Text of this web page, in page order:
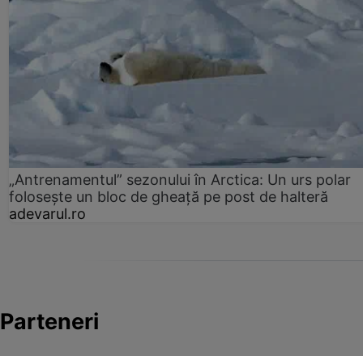
„Antrenamentul” sezonului în Arctica: Un urs polar
folosește un bloc de gheață pe post de halteră
adevarul.ro
Parteneri